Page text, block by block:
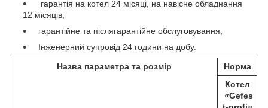
гарантія на котел 24 місяці, на навісне обладнання
12 місяців;
гарантійне та післягарантійне обслуговування;
Інженерний супровід 24 години на добу.
Назва параметра та розмір
Норма
Котел
«Gefes